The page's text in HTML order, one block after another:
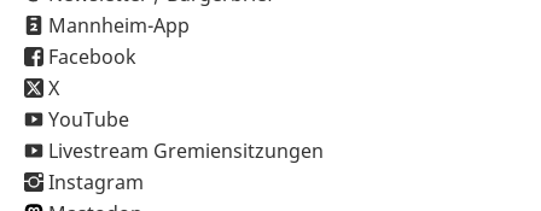
Mannheim-App
Facebook
X
YouTube
Livestream Gremiensitzungen
Instagram